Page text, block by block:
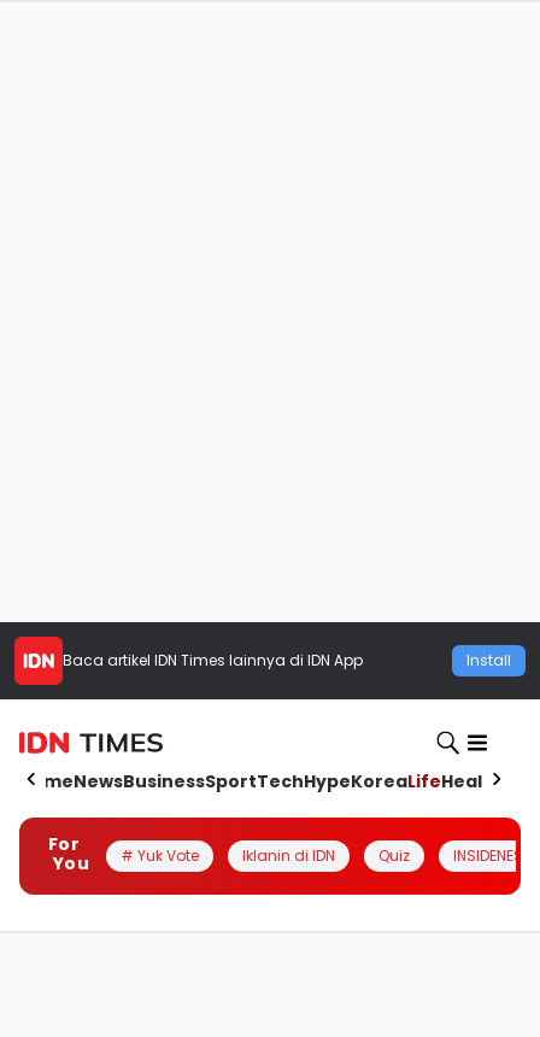
Baca artikel IDN Times lainnya di IDN App Install
HomeNewsBusinessSportTechHypeKoreaLifeHealth
For
You
# Yuk Vote Iklanin di IDN Quiz INSIDENESIA